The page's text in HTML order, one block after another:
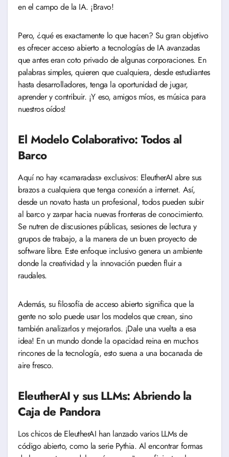
en el campo de la IA. ¡Bravo!
Pero, ¿qué es exactamente lo que hacen? Su gran objetivo
es ofrecer acceso abierto a tecnologías de IA avanzadas
que antes eran coto privado de algunas corporaciones. En
palabras simples, quieren que cualquiera, desde estudiantes
hasta desarrolladores, tenga la oportunidad de jugar,
aprender y contribuir. ¡Y eso, amigos míos, es música para
nuestros oídos!
El Modelo Colaborativo: Todos al
Barco
Aquí no hay «camaradas» exclusivos: EleutherAI abre sus
brazos a cualquiera que tenga conexión a internet. Así,
desde un novato hasta un profesional, todos pueden subir
al barco y zarpar hacia nuevas fronteras de conocimiento.
Se nutren de discusiones públicas, sesiones de lectura y
grupos de trabajo, a la manera de un buen proyecto de
software libre. Este enfoque inclusivo genera un ambiente
donde la creatividad y la innovación pueden fluir a
raudales.
Además, su filosofía de acceso abierto significa que la
gente no solo puede usar los modelos que crean, sino
también analizarlos y mejorarlos. ¡Dale una vuelta a esa
idea! En un mundo donde la opacidad reina en muchos
rincones de la tecnología, esto suena a una bocanada de
aire fresco.
EleutherAI y sus LLMs: Abriendo la
Caja de Pandora
Los chicos de EleutherAI han lanzado varios LLMs de
código abierto, como la serie Pythia. Al encontrar formas